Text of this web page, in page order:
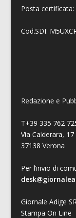
Posta certificata:
Cod.SDI:
Redazione e
T+39 335 762
Via Calderara, 17
37138 Verona
Per l’invio di
Giornale Adige
Stampa On Line